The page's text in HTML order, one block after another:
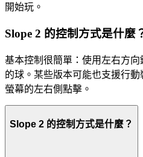
開始玩。
Slope 2 的控制方式是什麼
基本控制很簡單：使用左右方
的球。某些版本可能也支援行
螢幕的左右側點擊。
Slope 2 的控制方式是什麼？